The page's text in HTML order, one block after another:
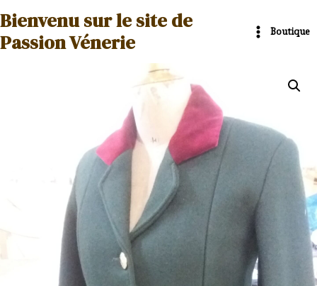
au
contenu
Bienvenu sur le site de
Passion Vénerie
MenuBoutique